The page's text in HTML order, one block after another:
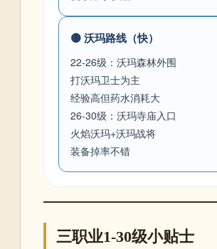
🟡 沃玛路线（快）
22-26级：沃玛森林外围
打沃玛卫士为主
经验高但药水消耗大
26-30级：沃玛寺庙入口
火焰沃玛+沃玛战将
装备掉率不错
三职业1-30级小贴士